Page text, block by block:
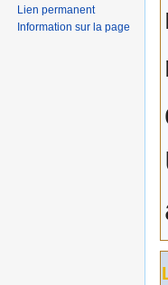
Lien permanent
Information sur la page